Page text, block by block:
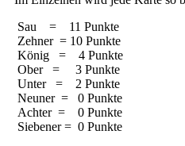
Sau = 11 Punkte
Zehner = 10 Punkte
König = 4 Punkte
Ober = 3 Punkte
Unter = 2 Punkte
Neuner = 0 Punkte
Achter = 0 Punkte
Siebener = 0 Punkte